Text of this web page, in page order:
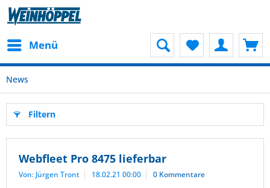
Menü
News
Filtern
Webfleet Pro 8475 lieferbar
Von: Jürgen Tront 18.02.21 00:00 0 Kommentare